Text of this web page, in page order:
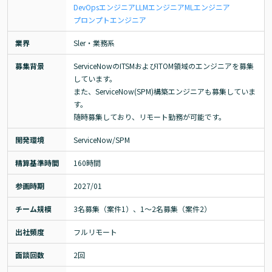
DevOpsエンジニアLLMエンジニアMLエンジニア
プロンプトエンジニア
業界 Sler・業務系
募集背景
ServiceNowのITSMおよびITOM領域のエンジニアを募集
しています。
また、ServiceNow(SPM)構築エンジニアも募集していま
す。
随時募集しており、リモート勤務が可能です。
開発環境 ServiceNow/SPM
精算基準時間 160時間
参画時期 2027/01
チーム規模 3名募集（案件1）、1～2名募集（案件2）
出社頻度 フルリモート
面談回数 2回